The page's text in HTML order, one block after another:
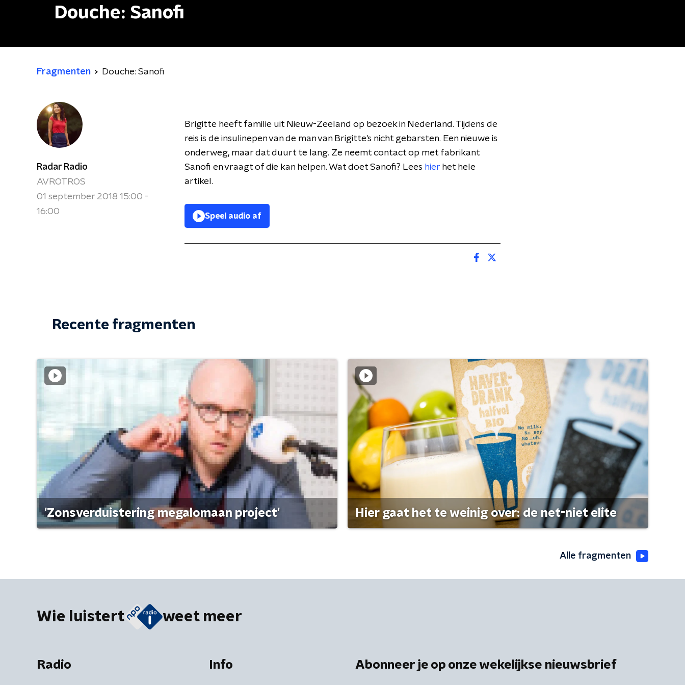
Douche: Sanofi
Fragmenten Douche: Sanofi
Radar Radio
AVROTROS
01 september 2018 15:00 -
16:00
Brigitte heeft familie uit Nieuw-Zeeland op bezoek in Nederland. Tijdens de
reis is de insulinepen van de man van Brigitte's nicht gebarsten. Een nieuwe is
onderweg, maar dat duurt te lang. Ze neemt contact op met fabrikant
Sanofi en vraagt of die kan helpen. Wat doet Sanofi? Lees hier het hele
artikel.
Speel audio af
Recente fragmenten
'Zonsverduistering megalomaan project' Hier gaat het te weinig over: de net-niet elite
Alle fragmenten
Wie luistert weet meer
Radio Info Abonneer je op onze wekelijkse nieuwsbrief